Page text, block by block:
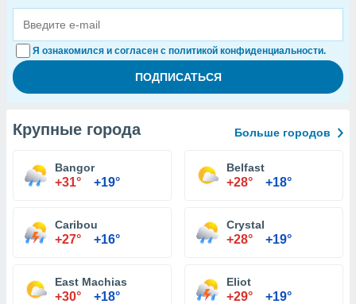
Я ознакомился и согласен с политикой конфиденциальности.
Крупные города Больше городов
Bangor
+31° +19°
Belfast
+28° +18°
Caribou
+27° +16°
Crystal
+28° +19°
East Machias
+30° +18°
Eliot
+29° +19°